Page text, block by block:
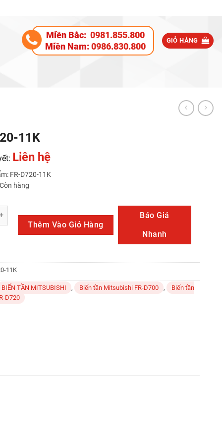
Miền Bắc: 0981.855.800
Miền Nam:0986.830.800
GIỎ HÀNG
11K
Liên hệ
FR-D720-11K
hàng
số lượng
Thêm Vào Giỏ Hàng
Báo Giá
Nhanh
11K
BIẾN TẦN MITSUBISHI , Biến tần Mitsubishi FR-D700 ,
Biến tần
D720